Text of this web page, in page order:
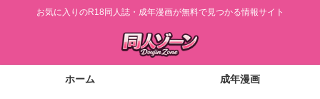
お気に入りのR18同人誌・成年漫画が無料で見つかる情報サイト
ホーム 成年漫画